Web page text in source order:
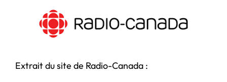
Extrait du site de Radio-Canada :